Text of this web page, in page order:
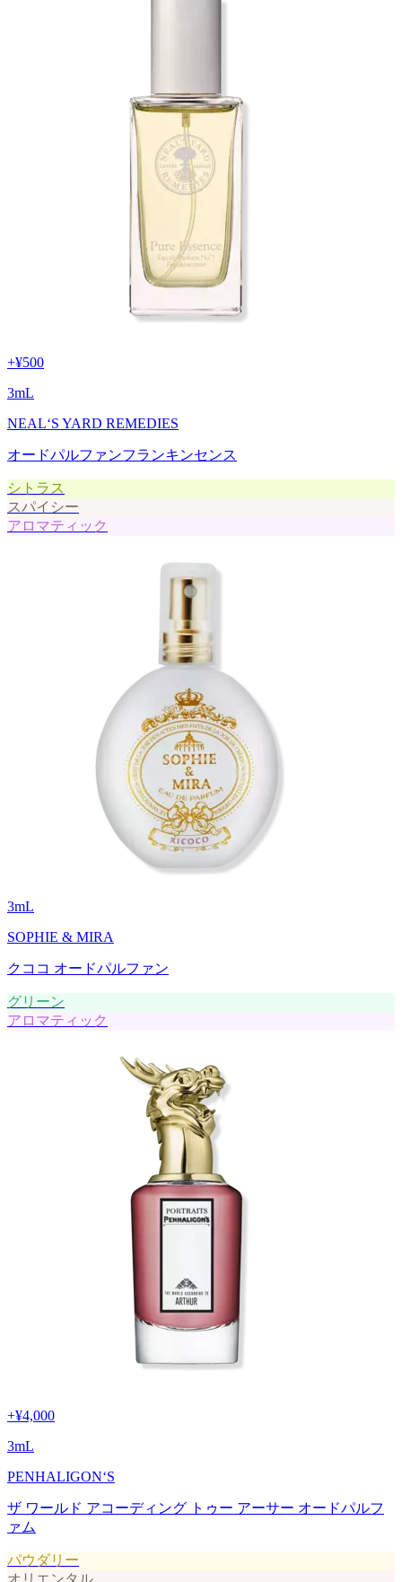
+¥500
3mL
NEAL‘S YARD REMEDIES
オードパルファンフランキンセンス
シトラス
スパイシー
アロマティック
3mL
SOPHIE & MIRA
クココ オードパルファン
グリーン
アロマティック
+¥4,000
3mL
PENHALIGON‘S
ザ ワールド アコーディング トゥー アーサー オードパルフ
ァム
パウダリー
オリエンタル